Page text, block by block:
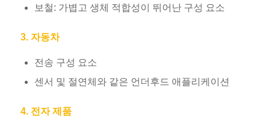
보철: 가볍고 생체 적합성이 뛰어난 구성 요소
3. 자동차
전송 구성 요소
센서 및 절연체와 같은 언더후드 애플리케이션
4. 전자 제품